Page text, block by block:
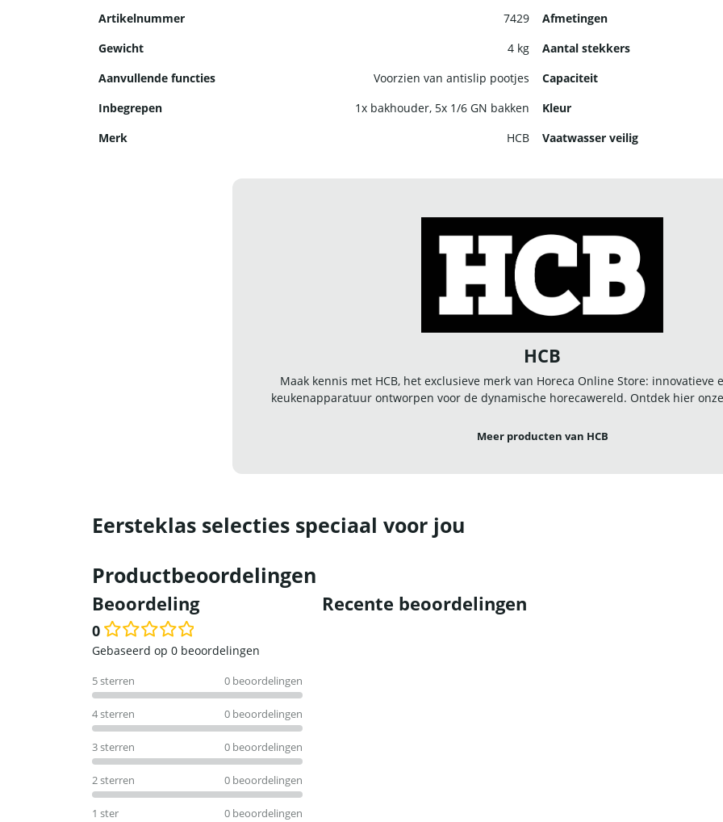
Artikelnummer 7429
Afmetingen
Gewicht
4 kg
Aantal stekkers
Aanvullende functies
Voorzien van antislip pootjes
Capaciteit
Inbegrepen
1x bakhouder, 5x 1/6 GN bakken
Kleur
Merk
HCB Vaatwasser veilig
HCB
Maak kennis met HCB, het exclusieve merk van Horeca Online Store: innovatieve
keukenapparatuur ontworpen voor de dynamische horecawereld. Ontdek hier
Meer producten van HCB
Eersteklas selecties speciaal voor jou
Productbeoordelingen
Beoordeling
0
Waardering
uit
5
Gebaseerd op 0 beoordelingen
5 sterren 0 beoordelingen
4 sterren 0 beoordelingen
3 sterren 0 beoordelingen
2 sterren 0 beoordelingen
1 ster 0 beoordelingen
Recente beoordelingen